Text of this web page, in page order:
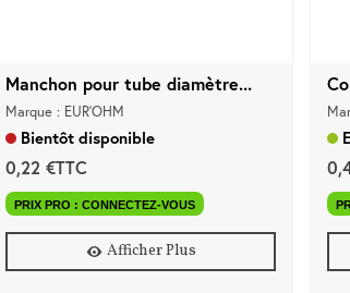
Manchon pour tube diamètre...
Marque : EUR'OHM
Bientôt disponible
0,22 €TTC
PRIX PRO : CONNECTEZ-VOUS
Afficher Plus